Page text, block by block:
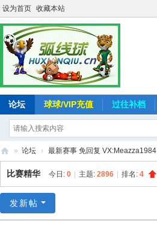
设为首页 收藏本站
论坛 球球/VIP充值 过往补档
弧
线
-
» 论坛 › 最新赛事 免回复 VX:Meazza1984
比赛精华 今日: 0 主题: 2896 排名: 4
发新帖